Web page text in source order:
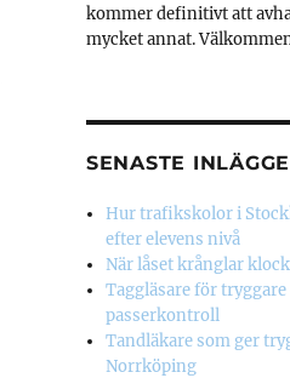
kommer definitivt att
mycket annat.
SENASTE
Hur trafikskolor i
efter elevens nivå
När låset krånglar
Taggläsare för
passerkontroll
Tandläkare som ger
Norrköping